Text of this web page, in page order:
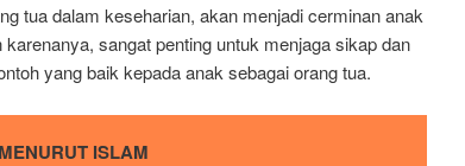
tua dalam keseharian, akan menjadi cerminan anak
sangat penting untuk menjaga sikap dan
yang baik kepada anak sebagai orang tua.
ISLAM